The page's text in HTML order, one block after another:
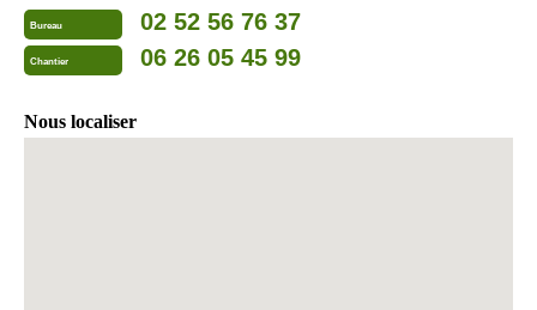
Bureau 02 52 56 76 37
Chantier 06 26 05 45 99
Nous localiser